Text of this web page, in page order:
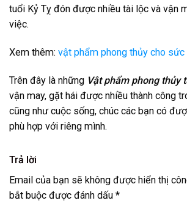
tuổi Kỷ Tỵ đón được nhiều tài lộc và vận
việc.
Xem thêm: vật phẩm phong thủy cho sức
Trên đây là những Vật phẩm phong thủy
vận may, gặt hái được nhiều thành công
cũng như cuộc sống, chúc các bạn có
phù hợp với riêng mình.
Trả lời
Email của bạn sẽ không được hiển thị
bắt buộc được đánh dấu *